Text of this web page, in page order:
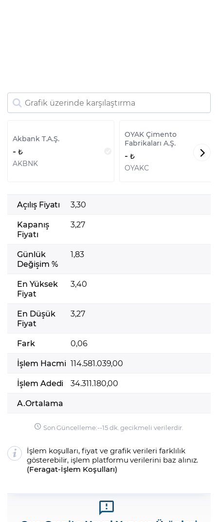
Akbank T.A.Ş.
-
AKBNK
OYAK Çimento
Fabrikaları A.Ş.
-
OYAKC
Açılış Fiyatı
3,30
Kapanış
Fiyatı
3,27
Günlük
Değişim %
1,83
En Yüksek
Fiyat
3,40
En Düşük
Fiyat
3,27
Fark
0,06
İşlem Hacmi 114.581.039,00
İşlem Adedi
34.311.180,00
A.Ortalama
Son Güncelleme:--15 dk. gecikmeli verilerdir.
İşlem koşulları, fiyat ve grafik verileri farklılık
gösterebilir, işlem platformu verilerini baz alınız.
(Feragat-İşlem Koşulları)